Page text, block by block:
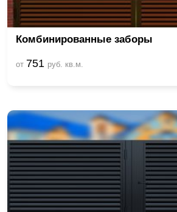
Комбинированные заборы
от 751 руб. кв.м.